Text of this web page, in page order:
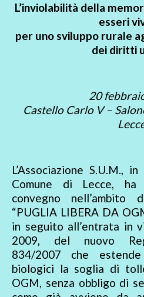
L’inviolabilità della
esseri
per uno sviluppo rurale
dei diritti
20
Castello Carlo V –
L’Associazione S.U.M.,
Comune di Lecce, ha
convegno nell’ambito
“PUGLIA LIBERA DA
in seguito all’entrata in
2009, del nuovo
834/2007 che
biologici la soglia di
OGM, senza obbligo di